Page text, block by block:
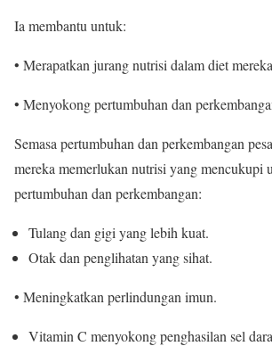
Ia membantu untuk:
• Merapatkan jurang nutrisi dalam diet mereka
• Menyokong pertumbuhan dan
Semasa pertumbuhan dan perkembangan
mereka memerlukan nutrisi yang mencukupi
pertumbuhan dan perkembangan:
Tulang dan gigi yang lebih kuat.
Otak dan penglihatan yang sihat.
• Meningkatkan perlindungan imun.
Vitamin C menyokong penghasilan sel